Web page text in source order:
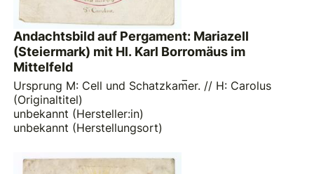
Andachtsbild auf Pergament: Mariazell
(Steiermark) mit Hl. Karl Borromäus im
Mittelfeld
Ursprung M: Cell und Schatzkam̅er. // H: Carolus
(Originaltitel)
unbekannt (Hersteller:in)
unbekannt (Herstellungsort)